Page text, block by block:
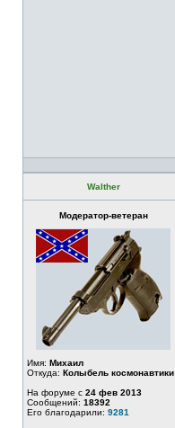
Walther
Модератор-ветеран
Имя: Михаил
Откуда: Колыбель космонавтики
На форуме с 24 фев 2013
Сообщений: 18392
Его благодарили: 9281